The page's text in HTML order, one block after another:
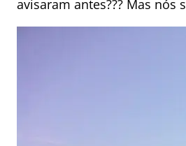
avisaram antes??? Mas